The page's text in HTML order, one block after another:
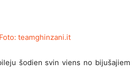
šodien svin viens no bijušajiem